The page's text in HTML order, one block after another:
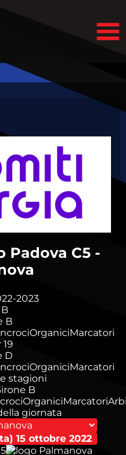
Padova C5 -
2023
B
OrganiciMarcatori
D
OrganiciMarcatori
stagioni
B
OrganiciMarcatori
giornata
15 ottobre 2022